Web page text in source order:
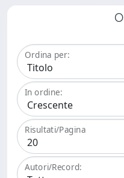
Ordina per:
In ordine:
Risultati/Pagina
Autori/Record: